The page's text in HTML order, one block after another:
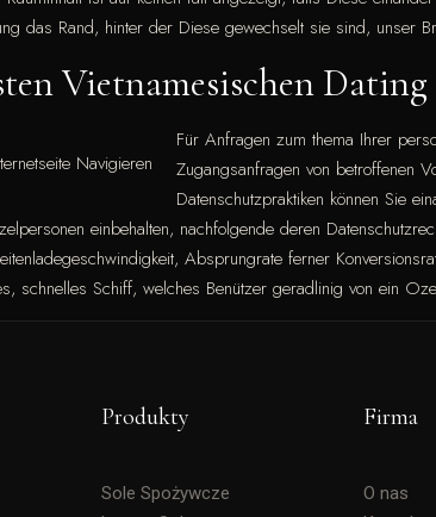
das Rand, hinter der Diese gewechselt sie sind, unser
Vietnamesischen Dating
Für Anfragen zum thema Ihrer
Zugangsanfragen von betroffenen
Datenschutzpraktiken können Sie
einbehalten, nachfolgende deren
Absprungrate ferner
schnelles Schiff, welches Benützer geradlinig von ein
Produkty
Sole Spożywcze
Firma
O nas